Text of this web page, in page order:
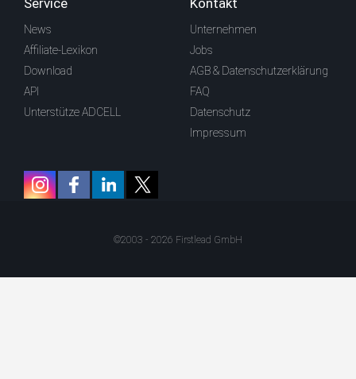
Service
News
Affiliate-Lexikon
Download
API
Unterstütze ADCELL
Kontakt
Unternehmen
Jobs
AGB & Datenschutzerklärung
FAQ
Datenschutz
Impressum
©2003 - 2026 Firstlead GmbH